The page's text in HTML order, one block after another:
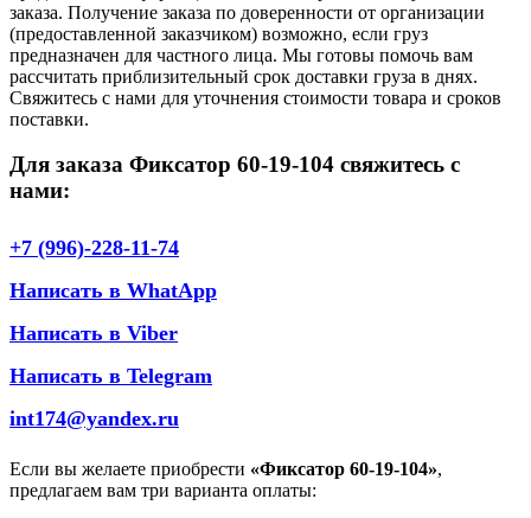
заказа. Получение заказа по доверенности от организации
(предоставленной заказчиком) возможно, если груз
предназначен для частного лица. Мы готовы помочь вам
рассчитать приблизительный срок доставки груза в днях.
Свяжитесь с нами для уточнения стоимости товара и сроков
поставки.
Для заказа Фиксатор 60-19-104 свяжитесь с
нами:
+7 (996)-228-11-74
Написать в WhatApp
Написать в Viber
Написать в Telegram
int174@yandex.ru
Если вы желаете приобрести «Фиксатор 60-19-104»,
предлагаем вам три варианта оплаты: